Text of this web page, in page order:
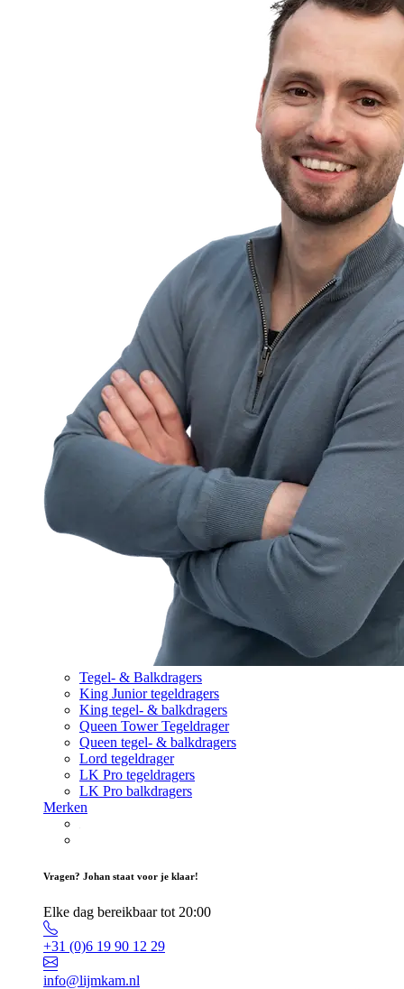
Tegel- & Balkdragers
King Junior tegeldragers
King tegel- & balkdragers
Queen Tower Tegeldrager
Queen tegel- & balkdragers
Lord tegeldrager
LK Pro tegeldragers
LK Pro balkdragers
Merken
Vragen? Johan staat voor je klaar!
Elke dag bereikbaar tot 20:00
+31 (0)6 19 90 12 29
info@lijmkam.nl